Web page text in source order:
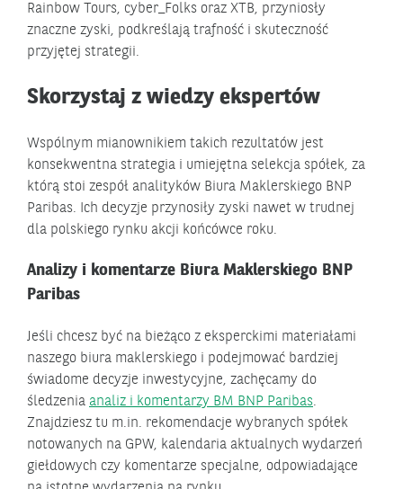
Rainbow Tours, cyber_Folks oraz XTB, przyniosły
znaczne zyski, podkreślają trafność i skuteczność
przyjętej strategii.
Skorzystaj z wiedzy ekspertów
Wspólnym mianownikiem takich rezultatów jest
konsekwentna strategia i umiejętna selekcja spółek, za
którą stoi zespół analityków Biura Maklerskiego BNP
Paribas. Ich decyzje przynosiły zyski nawet w trudnej
dla polskiego rynku akcji końcówce roku.
Analizy i komentarze Biura Maklerskiego BNP
Paribas
Jeśli chcesz być na bieżąco z eksperckimi materiałami
naszego biura maklerskiego i podejmować bardziej
świadome decyzje inwestycyjne, zachęcamy do
śledzenia analiz i komentarzy BM BNP Paribas.
Znajdziesz tu m.in. rekomendacje wybranych spółek
notowanych na GPW, kalendaria aktualnych wydarzeń
giełdowych czy komentarze specjalne, odpowiadające